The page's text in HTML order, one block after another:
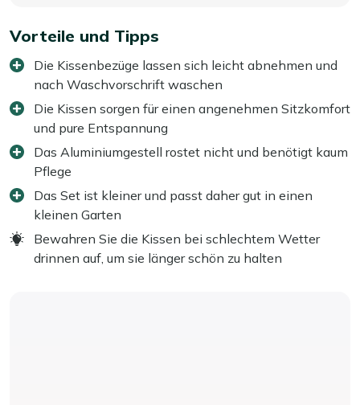
Vorteile und Tipps
Die Kissenbezüge lassen sich leicht abnehmen und
nach Waschvorschrift waschen
Die Kissen sorgen für einen angenehmen Sitzkomfort
und pure Entspannung
Das Aluminiumgestell rostet nicht und benötigt kaum
Pflege
Das Set ist kleiner und passt daher gut in einen
kleinen Garten
Bewahren Sie die Kissen bei schlechtem Wetter
drinnen auf, um sie länger schön zu halten